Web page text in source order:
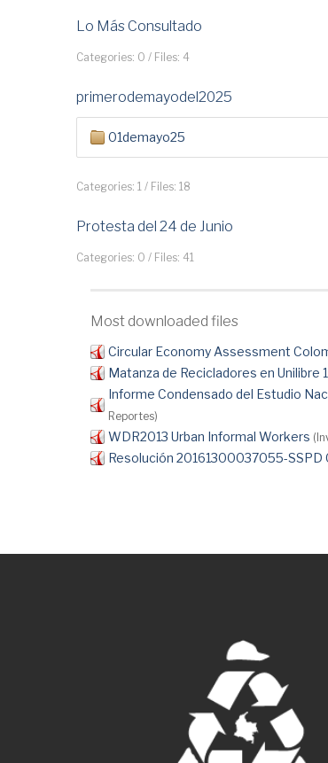
Lo Más Consultado
Categories: 0 / Files: 4
primerodemayodel2025
01demayo25
Categories: 1 / Files: 18
Protesta del 24 de Junio
Categories: 0 / Files: 41
Most downloaded files
Circular Economy Assessment
Matanza de Recicladores en Unilibre
Informe Condensado del Estudio
Reportes)
WDR2013 Urban Informal Workers
Resolución 20161300037055-SSPD